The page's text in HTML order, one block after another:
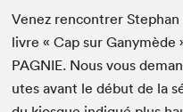
Venez ren­con­tr­er
livre « Cap sur Ganymède
PAG­NIE. Nous vous
utes avant le début de la